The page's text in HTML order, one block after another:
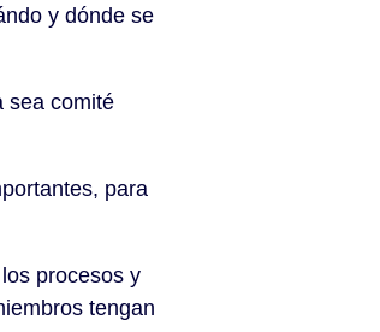
y dónde se
sea comité
para
procesos y
tengan